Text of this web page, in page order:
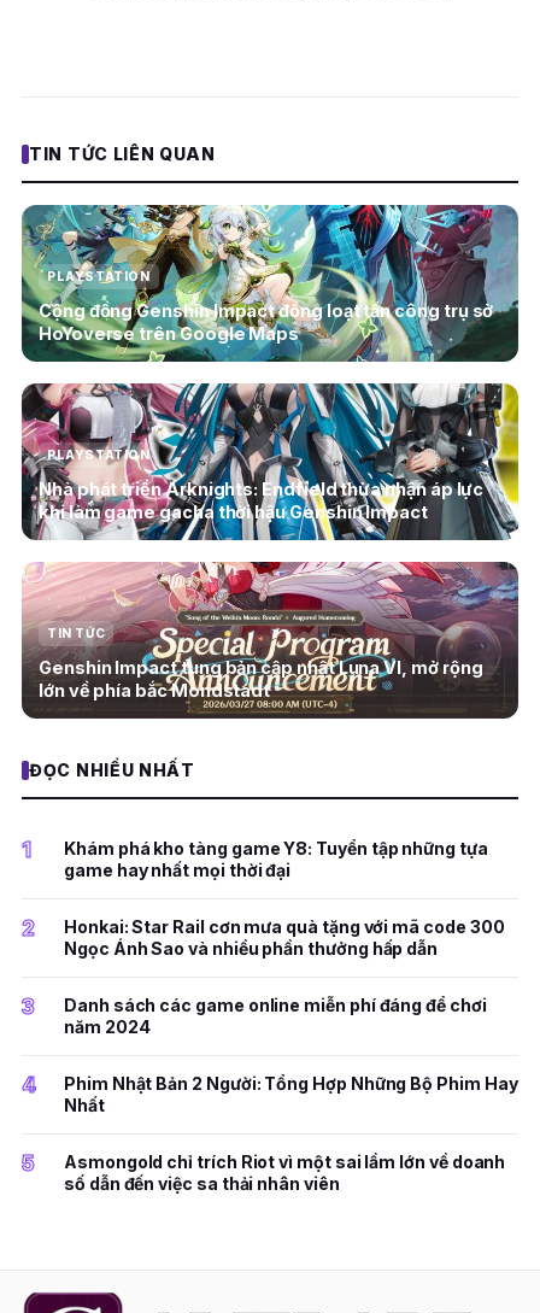
TIN TỨC LIÊN QUAN
PLAYSTATION
Cộng đồng Genshin Impact đồng loạt tấn công trụ sở
HoYoverse trên Google Maps
PLAYSTATION
Nhà phát triển Arknights: Endfield thừa nhận áp lực
khi làm game gacha thời hậu Genshin Impact
TIN TỨC
Genshin Impact tung bản cập nhật Luna VI, mở rộng
lớn về phía bắc Mondstadt
ĐỌC NHIỀU NHẤT
1
Khám phá kho tàng game Y8: Tuyển tập những tựa
game hay nhất mọi thời đại
2
Honkai: Star Rail cơn mưa quà tặng với mã code 300
Ngọc Ánh Sao và nhiều phần thưởng hấp dẫn
3
Danh sách các game online miễn phí đáng để chơi
năm 2024
4
Phim Nhật Bản 2 Người: Tổng Hợp Những Bộ Phim Hay
Nhất
5
Asmongold chỉ trích Riot vì một sai lầm lớn về doanh
số dẫn đến việc sa thải nhân viên